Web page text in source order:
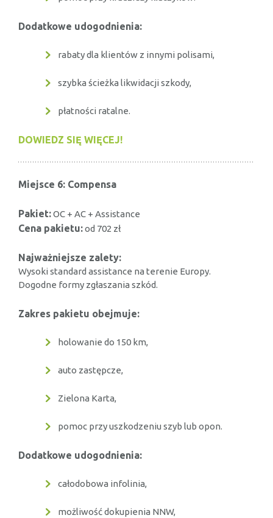
Dodatkowe udogodnienia:
rabaty dla klientów z innymi polisami,
szybka ścieżka likwidacji szkody,
płatności ratalne.
DOWIEDZ SIĘ WIĘCEJ!
Miejsce 6: Compensa
Pakiet:OC + AC + Assistance
Cena pakietu:od 702 zł
Najważniejsze zalety:
Wysoki standard assistance na terenie Europy.
Dogodne formy zgłaszania szkód.
Zakres pakietu obejmuje:
holowanie do 150 km,
auto zastępcze,
Zielona Karta,
pomoc przy uszkodzeniu szyb lub opon.
Dodatkowe udogodnienia:
całodobowa infolinia,
możliwość dokupienia NNW,